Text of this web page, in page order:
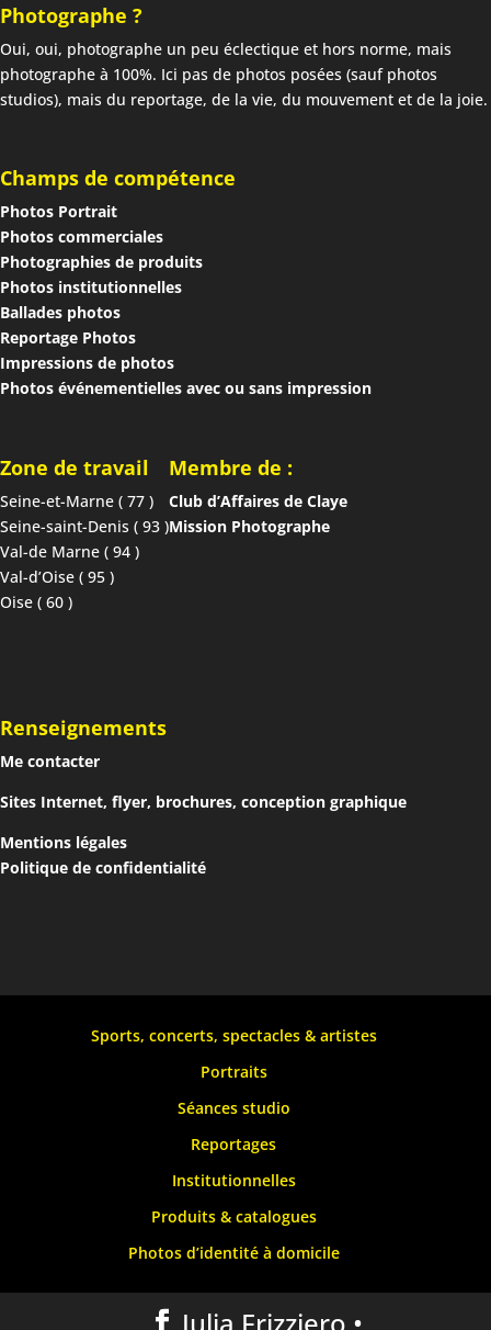
Photographe ?
Oui, oui, photographe un peu éclectique et hors norme, mais
photographe à 100%. Ici pas de photos posées (sauf photos
studios), mais du reportage, de la vie, du mouvement et de la joie.
Champs de compétence
Photos Portrait
Photos commerciales
Photographies de produits
Photos institutionnelles
Ballades photos
Reportage Photos
Impressions de photos
Photos événementielles avec ou sans impression
Zone de travail
Seine-et-Marne ( 77 )
Seine-saint-Denis ( 93 )
Val-de Marne ( 94 )
Val-d’Oise ( 95 )
Oise ( 60 )
Membre de :
Club d’Affaires de Claye
Mission Photographe
Renseignements
Me contacter
Sites Internet, flyer, brochures, conception graphique
Mentions légales
Politique de confidentialité
Sports, concerts, spectacles & artistes
Portraits
Séances studio
Reportages
Institutionnelles
Produits & catalogues
Photos d’identité à domicile